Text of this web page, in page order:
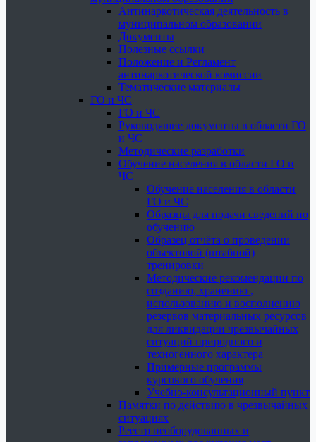
Антинаркотическая деятельность в
муниципальном образовании
Документы
Полезные ссылки
Положение и Регламент
антинаркотической комиссии
Тематические материалы
ГО и ЧС
ГО и ЧС
Руководящие документы в области ГО
и ЧС
Методические разработки
Обучение населения в области ГО и
ЧС
Обучение населения в области
ГО и ЧС
Образцы для подачи сведений по
обучению
Образец отчёта о проведении
объектовой (штабной)
тренировки
Методические рекомендации по
созданию, хранению ,
использованию и восполнению
резервов материальных ресурсов
для ликвидации чрезвычайных
ситуаций природного и
техногенного характера
Примерные программы
курсового обучения
Учебно-консультационный пункт
Памятки по действию в чрезвычайных
ситуациях
Реестр необорудованных и